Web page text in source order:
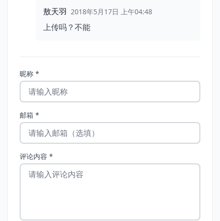
敖天羽 2018年5月17日 上午04:48
上传吗？不能
昵称 *
邮箱 *
评论内容 *